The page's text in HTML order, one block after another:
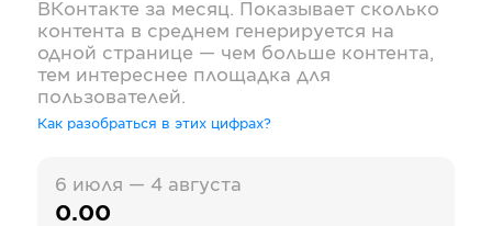
ВКонтакте за месяц. Показывает сколько
контента в среднем генерируется на
одной странице — чем больше контента,
тем интереснее площадка для
пользователей.
Как разобраться в этих цифрах?
6 июля — 4 августа
0.00